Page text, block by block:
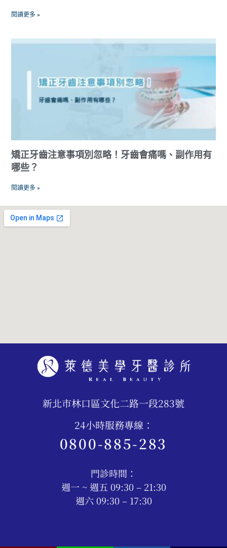
閱讀更多 »
矯正牙齒注意事項別忽略！牙齒會痛嗎、副作用有
哪些？
閱讀更多 »
新北市林口區文化二路一段283號
24小時服務專線：
0800-885-283
門診時間：
週一 ~ 週五 09:30 – 21:30
週六 09:30 – 17:30